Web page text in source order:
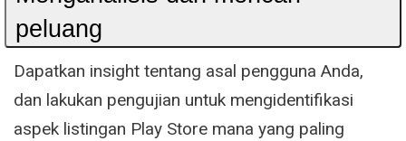
peluang
Dapatkan insight tentang asal pengguna Anda,
dan lakukan pengujian untuk mengidentifikasi
aspek listingan Play Store mana yang paling